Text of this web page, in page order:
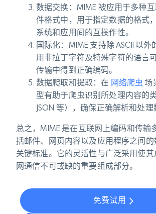
数据交换 ：MIME 被应用于多种
件格式中，用于指定数据的格式
系统和应用间的互操作性。
国际化：MIME 支持除 ASCII 以
用非拉丁字符及特殊字符的语言
传输中得到正确编码。
数据爬取和提取 ：在 网络爬虫 场
型有助于爬虫识别所处理内容的
JSON 等），确保正确解析和处理
总之，MIME 是在互联网上编码和传输
括邮件、网页内容以及应用程序之间
关键标准。它的灵活性与广泛采用使
网通信不可或缺的重要组成部分。
免费试用